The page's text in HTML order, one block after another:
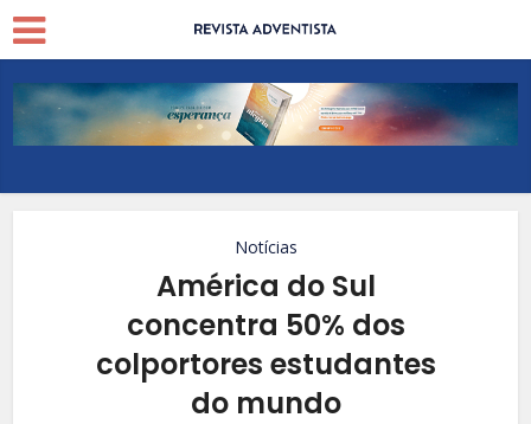
Notícias
América do Sul
concentra 50% dos
colportores estudantes
do mundo